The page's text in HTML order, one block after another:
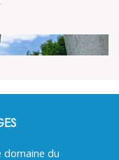
domaine du